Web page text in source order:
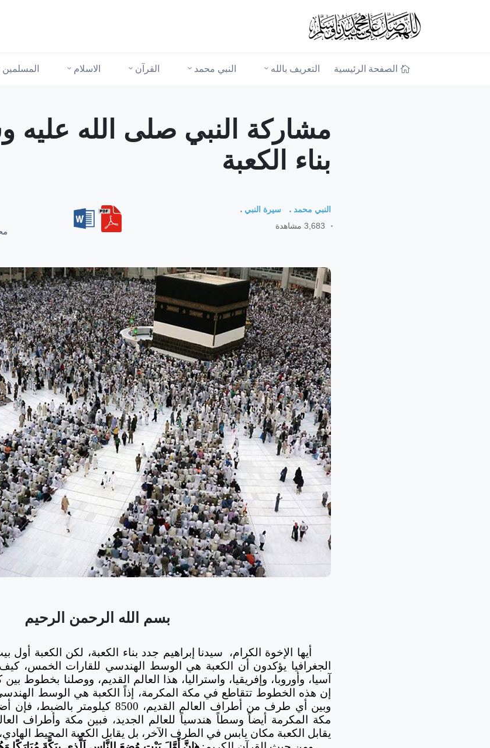
الصفحة الرئيسية التعريف بالله النبي محمد القرآن الاسلام المسلمين
مشاركة النبي صلى الله عليه
بناء الكعبة
النبي محمد
سيرة النبي
3,683 مشاهدة
بسم الله الرحمن الرحيم
أيها الإخوة الكرام،
سيدنا إبراهيم جدد بناء الكعبة، لكن الكعبة
الجغرافيا يؤكدون أن الكعبة هي الوسط الهندسي للقارات الخمس، كيف
آسيا، وأوروبا، وإفريقيا، واستراليا، هذا العالم القديم، ووصلنا بخطوط بين
إن هذه الخطوط تتقاطع في مكة المكرمة، إذاً الكعبة هي الوسط الهندسي
وبين أي طرف من أطراف العالم القديم،
يقابل الكعبة مكان يابس في الطرف الآخر، بل يقابل الكعبة المحيط